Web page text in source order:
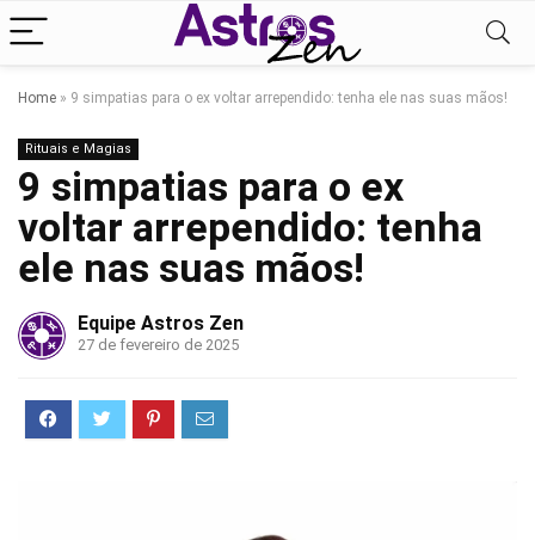
Home » 9 simpatias para o ex voltar arrependido: tenha ele nas suas mãos!
Rituais e Magias
9 simpatias para o ex
voltar arrependido: tenha
ele nas suas mãos!
Equipe Astros Zen
27 de fevereiro de 2025